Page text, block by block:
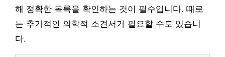
해 정확한 목록을 확인하는 것이 필수입니다. 때로
는 추가적인 의학적 소견서가 필요할 수도 있습니
다.